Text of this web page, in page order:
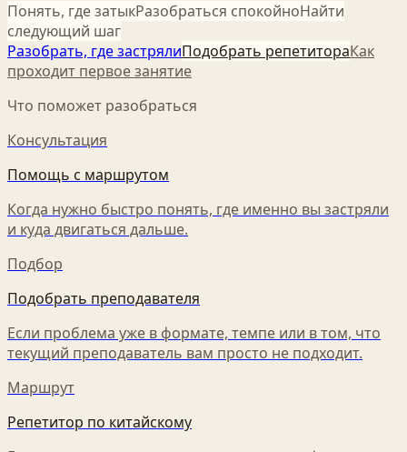
Понять, где затыкРазобраться спокойноНайти
следующий шаг
Разобрать, где застрялиПодобрать репетитораКак
проходит первое занятие
Что поможет разобраться
Консультация
Помощь с маршрутом
Когда нужно быстро понять, где именно вы застряли
и куда двигаться дальше.
Подбор
Подобрать преподавателя
Если проблема уже в формате, темпе или в том, что
текущий преподаватель вам просто не подходит.
Маршрут
Репетитор по китайскому